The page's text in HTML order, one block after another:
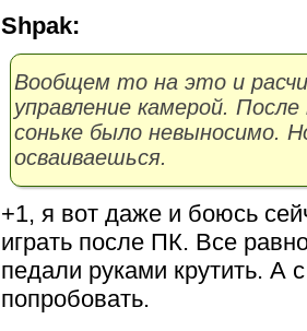
Shpak:
Вообщем то на это и
управление камерой.
соньке было невыносимо.
осваиваешься.
+1, я вот даже и боюсь
играть после ПК. Все
педали руками крутить. А
попробовать.